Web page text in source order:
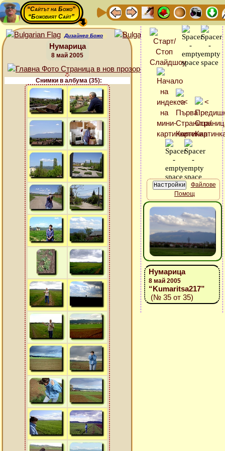
“Сайтът на Божо”
“Божовият Сайт”
Дизайнер Божо
Нумарица
8 май 2005
Снимки в албума (35):
Файлове
Помощ
Нумарица
8 май 2005
“Kumaritsa217”
(№ 35 от 35)